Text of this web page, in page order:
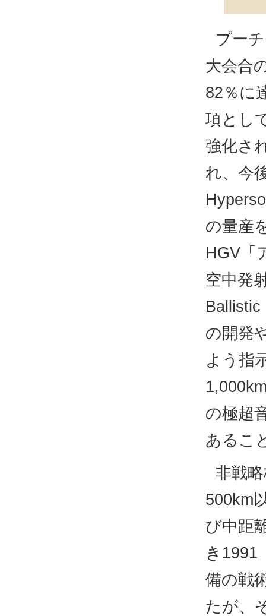
プー
大会合
82％に
項とし
強化さ
れ、今
の量産
HGV「
空中発
の開発
よう指
の極超
あるこ
非戦
500km
び中距
き1991
備の戦
たが、